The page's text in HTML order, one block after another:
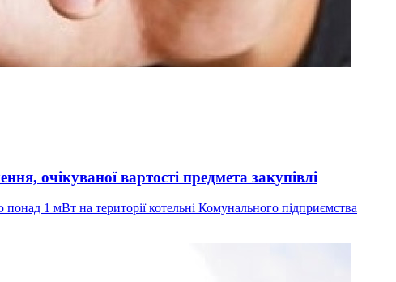
очікуваної вартості предмета закупівлі
1 мВт на території котельні Комунального підприємства